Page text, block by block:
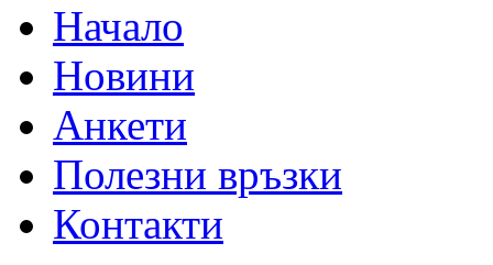
Начало
Новини
Анкети
Полезни връзки
Контакти